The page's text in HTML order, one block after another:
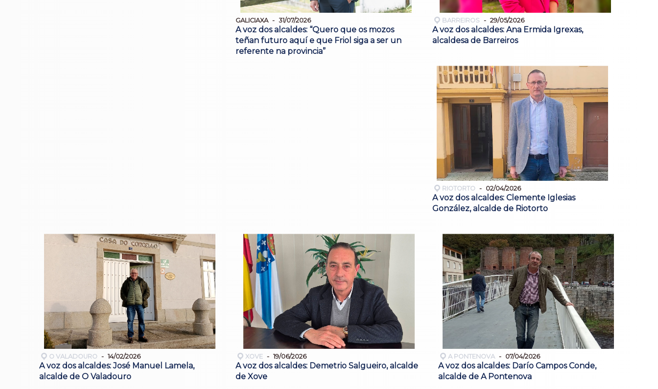
GALICIAXA 31/07/2026
A voz dos alcaldes: “Quero que os mozos
teñan futuro aquí e que Friol siga a ser un
referente na provincia”
BARREIROS 29/05/2026
A voz dos alcaldes: Ana Ermida Igrexas,
alcaldesa de Barreiros
RIOTORTO 02/04/2026
A voz dos alcaldes: Clemente Iglesias
González, alcalde de Riotorto
O VALADOURO 14/02/2026
A voz dos alcaldes: José Manuel Lamela,
alcalde de O Valadouro
XOVE 19/06/2026
A voz dos alcaldes: Demetrio Salgueiro, alcalde
de Xove
A PONTENOVA 07/04/2026
A voz dos alcaldes: Darío Campos Conde,
alcalde de A Pontenova